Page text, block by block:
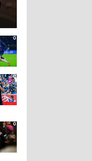
0
0
0